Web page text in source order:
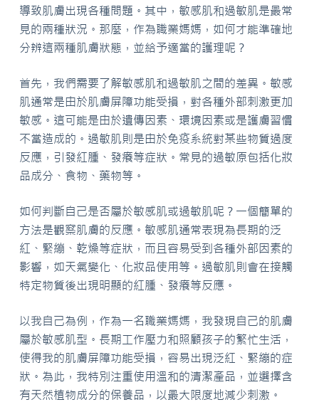
導致肌膚出現各種問題。其中，敏感肌和過敏肌是最常
見的兩種狀況。那麼，作為職業媽媽，如何才能準確地
分辨這兩種肌膚狀態，並給予適當的護理呢？
首先，我們需要了解敏感肌和過敏肌之間的差異。敏感
肌通常是由於肌膚屏障功能受損，對各種外部刺激更加
敏感。這可能是由於遺傳因素、環境因素或是護膚習慣
不當造成的。過敏肌則是由於免疫系統對某些物質過度
反應，引發紅腫、發癢等症狀。常見的過敏原包括化妝
品成分、食物、藥物等。
如何判斷自己是否屬於敏感肌或過敏肌呢？一個簡單的
方法是觀察肌膚的反應。敏感肌通常表現為長期的泛
紅、緊繃、乾燥等症狀，而且容易受到各種外部因素的
影響，如天氣變化、化妝品使用等。過敏肌則會在接觸
特定物質後出現明顯的紅腫、發癢等反應。
以我自己為例，作為一名職業媽媽，我發現自己的肌膚
屬於敏感肌型。長期工作壓力和照顧孩子的繁忙生活，
使得我的肌膚屏障功能受損，容易出現泛紅、緊繃的症
狀。為此，我特別注重使用溫和的清潔產品，並選擇含
有天然植物成分的保養品，以最大限度地減少刺激。